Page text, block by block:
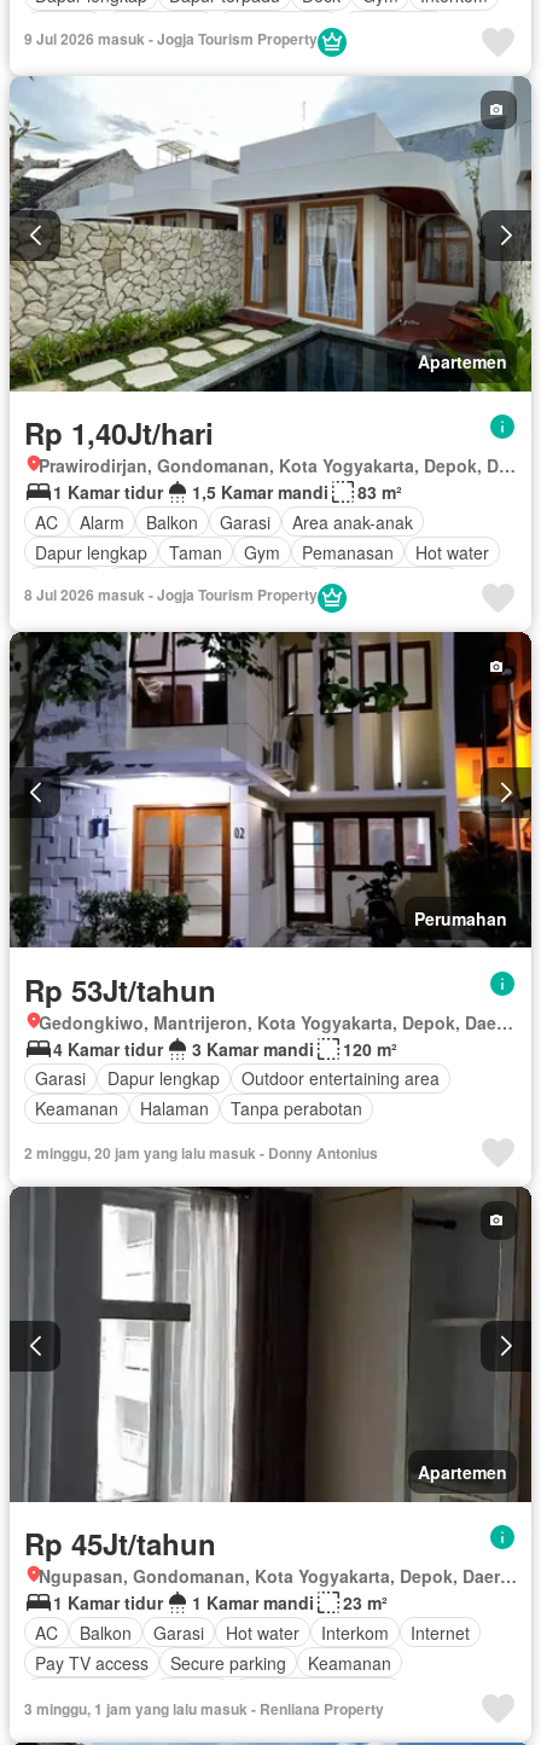
Ruang kantor
Kolam renang Listrik
Pemandangan panorama
Taman atap Televisi
Garasi
Panggang
Teras Halaman Berperabot lengkap
9 Jul 2026 masuk - Jogja Tourism Property
Apartemen
Rp 1,40Jt/hari
Prawirodirjan, Gondomanan, Kota Yogyakarta, Depok, Daerah Istimewa Yogyakarta
1 Kamar tidur
1,5 Kamar mandi
83 m²
AC
Alarm Balkon Garasi
Area anak-anak
Dapur lengkap
Taman Gym Pemanasan
Hot water
Secure parking
Kolam renang Telephone
Lapangan tenis
Teras
Televisi Kabel video
Halaman
Berperabot lengkap
8 Jul 2026 masuk - Jogja Tourism Property
Perumahan
Rp 53Jt/tahun
Gedongkiwo, Mantrijeron, Kota Yogyakarta, Depok, Daerah Istimewa Yogyakarta
4 Kamar tidur
3 Kamar mandi
120 m²
Garasi
Dapur lengkap
Outdoor entertaining area
Keamanan
Halaman Tanpa perabotan
2 minggu, 20 jam yang lalu masuk - Donny Antonius
Apartemen
Rp 45Jt/tahun
Ngupasan, Gondomanan, Kota Yogyakarta, Depok, Daerah Istimewa Yogyakarta
1 Kamar tidur
1 Kamar mandi
23 m²
AC
Balkon Garasi Hot water Interkom
Internet
Pay TV access
Secure parking
Keamanan
3 minggu, 1 jam yang lalu masuk - Renliana Property